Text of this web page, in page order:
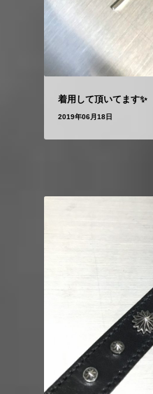
着用して頂いてます✨
2019年06月18日